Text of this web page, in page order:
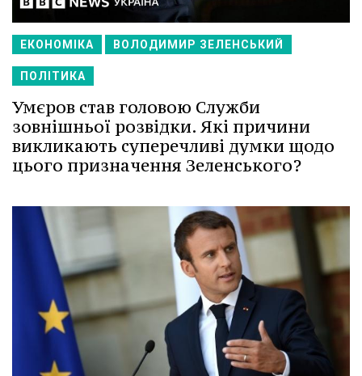
ЕКОНОМІКА ВОЛОДИМИР ЗЕЛЕНСЬКИЙ
ПОЛІТИКА
Умєров став головою Служби
зовнішньої розвідки. Які причини
викликають суперечливі думки щодо
цього призначення Зеленського?